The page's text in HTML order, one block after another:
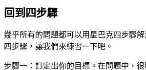
回到四步驟
幾乎所有的問題都可以用星巴克四步驟
四步驟，讓我們來練習一下吧。
步驟一：訂定出你的目標。在問題中，